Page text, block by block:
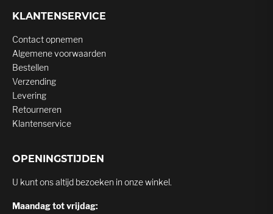
KLANTENSERVICE
Contact opnemen
Algemene voorwaarden
Bestellen
Verzending
Levering
Retourneren
Klantenservice
OPENINGSTIJDEN
U kunt ons altijd bezoeken in onze winkel.
Maandag tot vrijdag: